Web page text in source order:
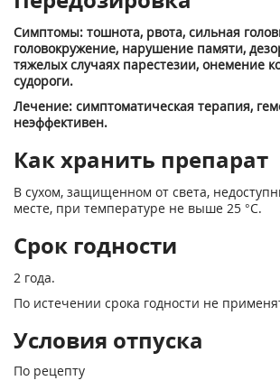
Симптомы: тошнота, рвота, сильная
головокружение, нару­шение памяти,
тяжелых случаях парестезии, онемение
судороги.
Лечение: симптоматическая терапия,
неэффективен.
Как хранить препарат
В сухом, защищенном от света,
месте, при температуре не выше 25 °С.
Срок годности
2 года.
По истечении срока годности не
Условия отпуска
По рецепту